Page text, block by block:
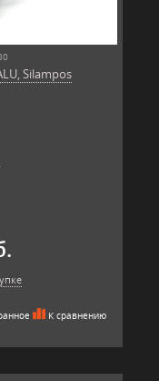
Silampos
К сравнению